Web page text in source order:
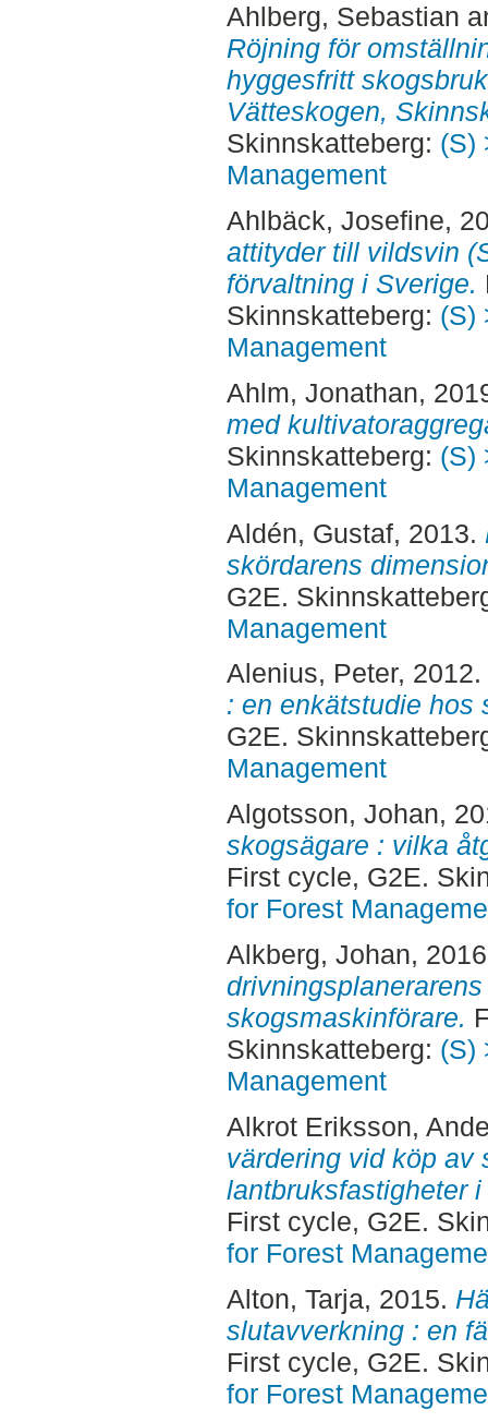
Ahlberg, Sebastian
Röjning för
hyggesfritt
Vätteskogen,
Skinnskatteberg: (S)
Management
Ahlbäck, Josefine,
attityder till vildsvin
förvaltning i Sverige.
Skinnskatteberg: (S)
Management
Ahlm, Jonathan,
med
Skinnskatteberg: (S)
Management
Aldén, Gustaf, 2013.
skördarens
G2E.
Management
Alenius, Peter, 2012.
: en enkätstudie hos
G2E.
Management
Algotsson, Johan,
skogsägare : vilka
First cycle, G2E.
for Forest
Alkberg, Johan,
skogsmaskinförare.
Skinnskatteberg: (S)
Management
Alkrot Eriksson,
värdering vid köp av
lantbruksfastigheter
First cycle, G2E.
for Forest
Alton, Tarja, 2015.
slutavverkning : en
First cycle, G2E.
for Forest